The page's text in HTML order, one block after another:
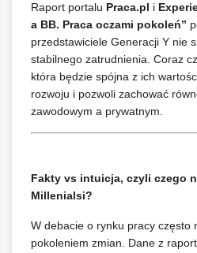
Raport portalu Praca.pl i
a BB. Praca oczami pokoleń”
przedstawiciele Generacji Y nie
stabilnego zatrudnienia. Coraz
która będzie spójna z ich
rozwoju i pozwoli zachować
zawodowym a prywatnym.
Fakty vs intuicja, czyli czego
Millenialsi?
W debacie o rynku pracy często
pokoleniem zmian. Dane z